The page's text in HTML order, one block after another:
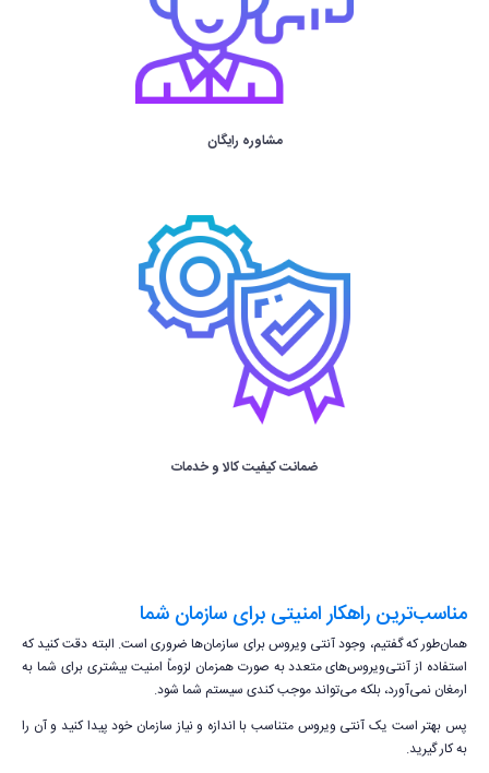
مشاوره رایگان
ضمانت کیفیت کالا و خدمات
مناسب‌ترین راهکار امنیتی برای سازمان شما
همان‌طور که گفتیم، وجود آنتی ویروس برای سازمان‌ها ضروری است. البته دقت کنید که
استفاده از آنتی‌ویروس‌های متعدد به صورت همزمان لزوماً امنیت بیشتری برای شما به
ارمغان نمی‌آورد، بلکه می‌تواند موجب کندی سیستم شما شود.
پس بهتر است یک آنتی ویروس متناسب با اندازه و نیاز سازمان خود پیدا کنید و آن را
به کار گیرید.